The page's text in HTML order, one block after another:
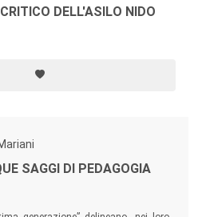
DELL'ASILO NIDO
SAGGI DI PEDAGOGIA